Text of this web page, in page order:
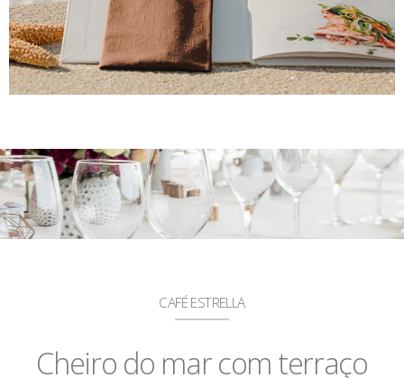
CAFÉ ESTRELLA
Cheiro do mar com terraço